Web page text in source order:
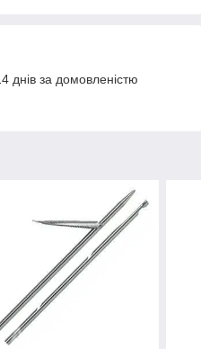
днів за домовленістю